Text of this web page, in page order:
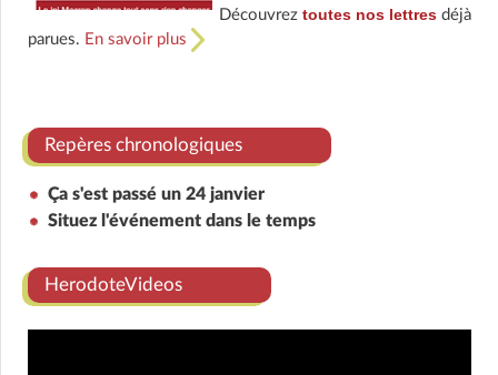
Découvrez toutes nos lettresdéjà
parues. En savoir plus
Repères chronologiques
Ça s'est passé un 24 janvier
Situez l'événement dans le temps
HerodoteVideos